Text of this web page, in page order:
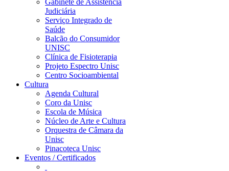
Gabinete de Assistência
Judiciária
Serviço Integrado de
Saúde
Balcão do Consumidor
UNISC
Clínica de Fisioterapia
Projeto Espectro Unisc
Centro Socioambiental
Cultura
Agenda Cultural
Coro da Unisc
Escola de Música
Núcleo de Arte e Cultura
Orquestra de Câmara da
Unisc
Pinacoteca Unisc
Eventos / Certificados